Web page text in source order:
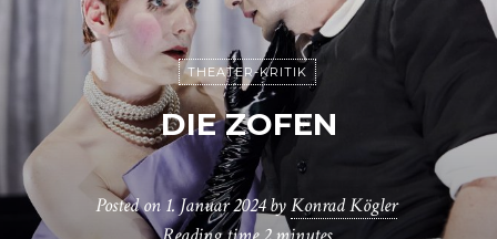
THEATER-KRITIK
DIE ZOFEN
Posted on 1. Januar 2024byKonrad Kögler